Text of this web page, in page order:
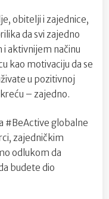
obitelji i zajednice,
da svi zajedno
aktivnijem načinu
kao motivaciju da se
u pozitivnoj
– zajedno.
#BeActive globalne
zajedničkim
odlukom da
budete dio